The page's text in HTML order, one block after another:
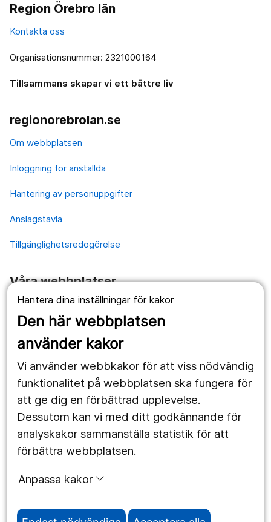
Hantera dina inställningar för kakor
Den här webbplatsen
använder kakor
Vi använder webbkakor för att viss nödvändig
funktionalitet på webbplatsen ska fungera för
att ge dig en förbättrad upplevelse.
Dessutom kan vi med ditt godkännande för
analyskakor sammanställa statistik för att
förbättra webbplatsen.
Anpassa kakor
Region Örebro län
Kontakta oss
Organisationsnummer: 2321000164
Tillsammans skapar vi ett bättre liv
regionorebrolan.se
Om webbplatsen
Inloggning för anställda
Hantering av personuppgifter
Anslagstavla
Tillgänglighetsredogörelse
Våra webbplatser
1177.se
Länstrafiken
Utveckling
Följ oss
Facebook